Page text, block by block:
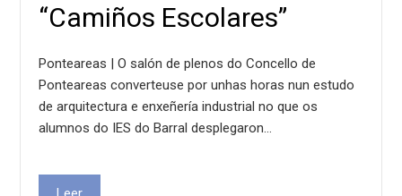
“Camiños Escolares”
Ponteareas | O salón de plenos do Concello de
Ponteareas converteuse por unhas horas nun estudo
de arquitectura e enxeñería industrial no que os
alumnos do IES do Barral desplegaron…